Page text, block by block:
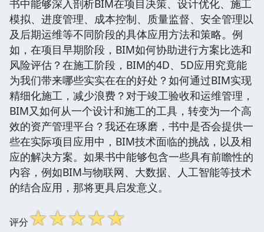
书中能够深入剖析BIM在项目决策、设计优化、施工
模拟、进度管理、成本控制、质量监督、安全管理以
及后期运维等不同阶段的具体应用方法和策略。例
如，在项目早期阶段，BIM如何协助进行方案比选和
风险评估？在施工阶段，BIM的4D、5D应用究竟能
为我们带来哪些实实在在的好处？如何通过BIM实现
精细化施工，减少浪费？对于竣工验收和运维管理，
BIM又如何从一个设计和施工的工具，转变为一个高
效的资产管理平台？我还在琢磨，书中是否会提供一
些在实际项目应用中，BIM技术面临的挑战，以及相
应的解决方案。如果书中能够包含一些具有前瞻性的
内容，例如BIM与物联网、大数据、人工智能等技术
的结合应用，那将更具启发意义。
评分☆☆☆☆☆